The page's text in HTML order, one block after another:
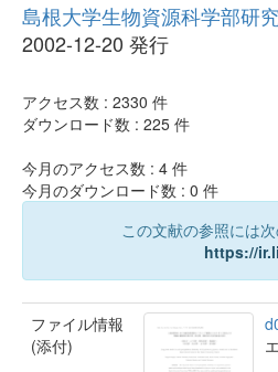
島根大学生物資源科学部研
2002-12-20 発行
アクセス数 : 2330 件
ダウンロード数 : 225 件
今月のアクセス数 : 4 件
今月のダウンロード数 : 0 件
この文献の参照には
https://
ファイル情報
(添付)